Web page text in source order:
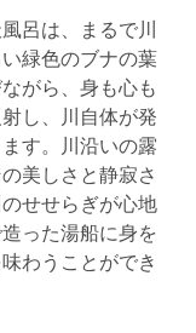
呂は、まるで川
緑色のブナの葉
がら、身も心も
し、川自体が発
す。川沿いの露
美しさと静寂さ
せせらぎが心地
った湯船に身を
わうことができ